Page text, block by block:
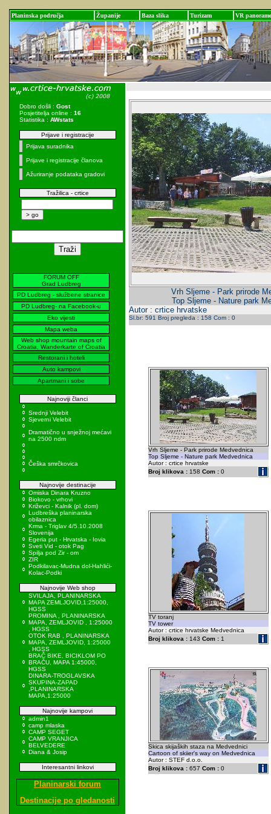
Planinska područja Županije Baza slika Turizam VR panorame
Dobro došli : Gost
Posjetitelja online : 16
Statistika : AWstats
Prijave i registracije
Prijava suradnika
Prijave i registracije članova
Ažuriranje podataka gradovi
Tražilica - crtice
FORUM OFF
Grad Ludbreg
PD Ludbreg - službene stranice
PD Ludbreg- na Facebook-u
Eko vijesti
Mapa weba
Web shop mountain maps of
Croatia, Wanderkarte of Croatia
Restorani i hoteli
Auto kampovi
Apartmani i sobe
Najnoviji članci
Srednji Velebit
Sjeverni Velebit
Dramatično u snježnoj mećavi
na 2500 ndm
Češka smrčkovica
Najnovije destinacije
Omiska Dinara Kruzno
Biokovo - vrhovi
Križevci - Kalnik (pl. dom)
Ludbreška planinarska
obilaznica
Krma - Triglav 4/5.10.2008
Slovenija
Egeria put - Hrvatska - Iovia
Sveti Vid - otok Pag
Spilja pod Zir - om
ZIR
Podkilavac-Mudna dol-Hahlići-
Kolac-Podki
Najnovije Web shop
SVILAJA, PLANINARSKA
MAPA ZEMLJOVID,1:25000,
HGSS
PROMINA , PLANINARSKA
MAPA, ZEMLJOVID , 1:25000
, HGSS
OTOK RAB , PLANINARSKA
MAPA, ZEMLJOVID, 1:25000
, HGSS
BRAČ BIKE, BICIKLOM PO
BRAČU, MAPA 1:45000,
HGSS
DINARA-TROGLAVSKA
SKUPINA-ZAPAD
,PLANINARSKA
MAPA,1:25000
Najnovije kampovi
admin1
camp mlaska
CAMP SEGET
CAMP VRANJICA
BELVEDERE
Diana & Josip
Interesantni linkovi
Planinarski forum
Destinacije po gledanosti
Vrh Sljeme - Park prirode
Top Sljeme - Nature park
Autor : crtice hrvatske
Sl.br: 591 Broj pregleda : 158 Com : 0
Vrh Sljeme - Park prirode Medvednica
Top Sljeme - Nature park Medvednica
Autor : crtice hrvatske
Broj klikova :158 Com :0
TV toranj
TV tower
Autor : crtice hrvatske Medvednica
Broj klikova :143 Com :1
Skica skijaških staza na Medvednici
Cartoon of skiier's way on Medvednica
Autor : STEF d.o.o.
Broj klikova :657 Com :0